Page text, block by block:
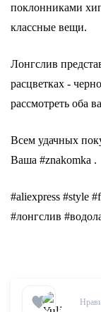
поклонниками
классные вещи.
Лонгслив
расцветках -
рассмотреть оба
Всем удачных
Ваша #znakomka .
#aliexpress #style
#лонгслив